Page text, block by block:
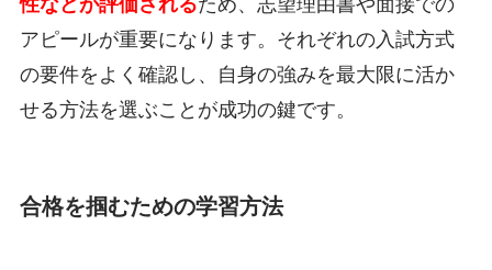
アピールが重要になります。それぞれの入試方式
の要件をよく確認し、自身の強みを最大限に活か
せる方法を選ぶことが成功の鍵です。
合格を掴むための学習方法